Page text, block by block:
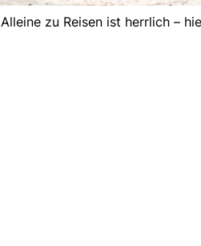
Alleine zu Reisen ist herrlich –